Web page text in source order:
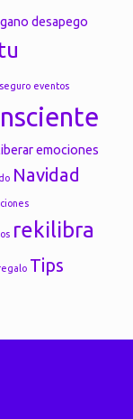
desapego
eventos
emociones
Navidad
rekilibra
Tips